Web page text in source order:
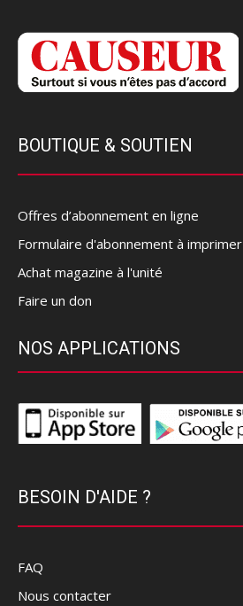
BOUTIQUE & SOUTIEN
Offres d’abonnement en ligne
Formulaire d'abonnement à imprimer
Achat magazine à l'unité
Faire un don
NOS APPLICATIONS
BESOIN D'AIDE ?
FAQ
Nous contacter